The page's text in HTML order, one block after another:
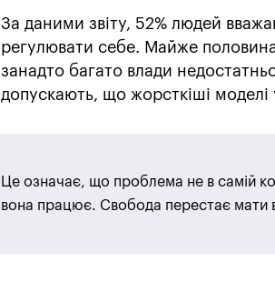
За даними звіту, 52% людей
регулювати себе. Майже
занадто багато влади
допускають, що жорсткіші
Це означає, що проблема не в самій
вона працює. Свобода перестає мати